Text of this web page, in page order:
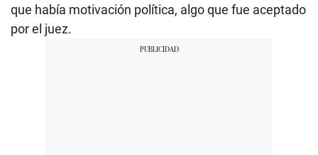
que había motivación política, algo que fue aceptado
por el juez.